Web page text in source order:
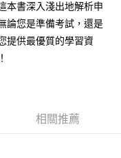
本書深入淺出地解析申
論您是準備考試，還是
提供最優質的學習資
相關推薦